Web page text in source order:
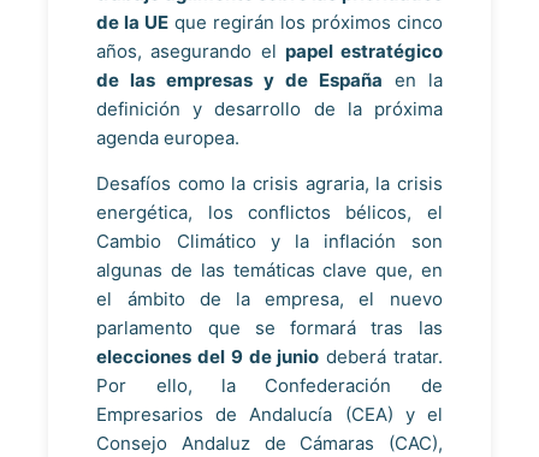
de la UE que regirán los próximos cinco
años, asegurando el papel estratégico
de las empresas y de España en la
definición y desarrollo de la próxima
agenda europea.
Desafíos como la crisis agraria, la crisis
energética, los conflictos bélicos, el
Cambio Climático y la inflación son
algunas de las temáticas clave que, en
el ámbito de la empresa, el nuevo
parlamento que se formará tras las
elecciones del 9 de junio deberá tratar.
Por ello, la Confederación de
Empresarios de Andalucía (CEA) y el
Consejo Andaluz de Cámaras (CAC),